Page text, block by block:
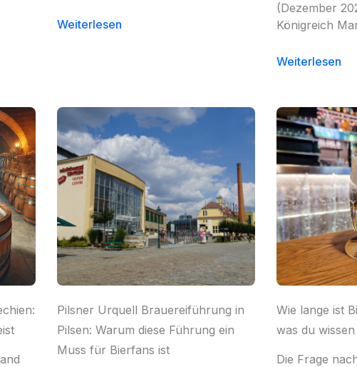
Weiterlesen
(Dezember
Königreich
Weiterlesen
Pilsner Urquell Brauereiführung in
Pilsen: Warum diese Führung ein
Muss für Bierfans ist
Wie lange ist
was du
Die Frage